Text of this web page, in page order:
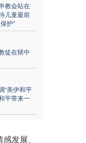
教会站在
儿童最前
护”
徒在狱中
“美伊和平
平带来一
发展、